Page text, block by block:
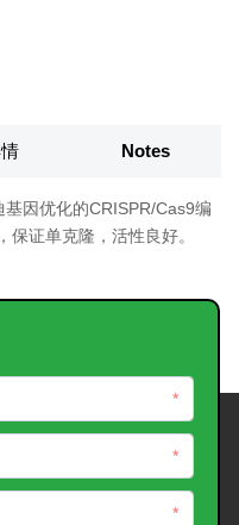
Notes
因优化的CRISPR/Cas9编
证单克隆，活性良好。
*
*
*